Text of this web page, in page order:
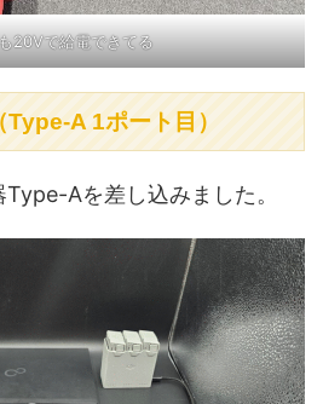
20Vで給電できてる
Type-A 1ポート目）
Aを差し込みました。